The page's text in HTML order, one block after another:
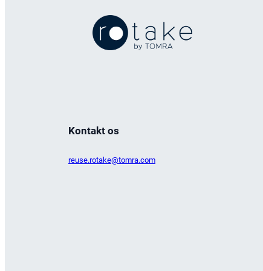
Kontakt os
reuse.rotake@tomra.com